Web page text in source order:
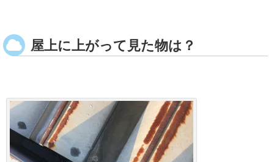
屋上に上がって見た物は？